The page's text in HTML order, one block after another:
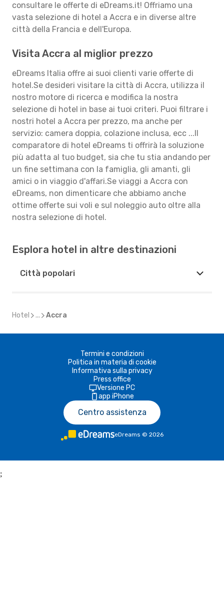
consultare le offerte di eDreams.it! Offriamo una
vasta selezione di hotel a Accra e in diverse altre
città della Francia e dell'Europa.
Visita Accra al miglior prezzo
eDreams Italia offre ai suoi clienti varie offerte di
hotel.Se desideri visitare la città di Accra, utilizza il
nostro motore di ricerca e modifica la nostra
selezione di hotel in base ai tuoi criteri. Puoi filtrare i
nostri hotel a Accra per prezzo, ma anche per
servizio: camera doppia, colazione inclusa, ecc ...Il
comparatore di hotel eDreams ti offrirà la soluzione
più adatta al tuo budget, sia che tu stia andando per
un fine settimana con la famiglia, gli amanti, gli
amici o in viaggio d'affari.Se viaggi a Accra con
eDreams, non dimenticare che abbiamo anche
ottime offerte sui voli e sul noleggio auto oltre alla
nostra selezione di hotel.
Esplora hotel in altre destinazioni
Città popolari
Hotel ... Accra
Termini e condizioni
Politica in materia di cookie
Informativa sulla privacy
Press office
Versione PC
app iPhone
Centro assistenza
eDreams © 2026
;